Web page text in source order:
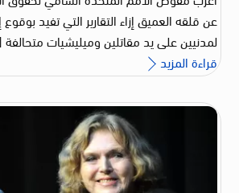
عن قلقه العميق إزاء التقارير التي تفيد
لمدنيين على يد مقاتلين وميليشيات
قراءة المزيد